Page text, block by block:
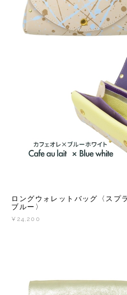
ロングウォレットバッグ〈スプ
ブルー〉
¥24,200